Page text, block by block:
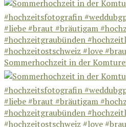
Sommerhochzeit in der